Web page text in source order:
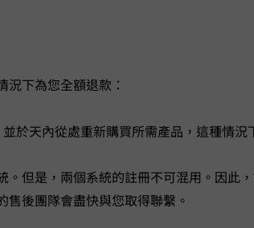
下情況下為您全額退款：
天內從 VideoHunter 處重新購買所需產品，這
和 macOS 系統。但是，兩個系統的註冊
售後團隊會盡快與您取得聯繫。